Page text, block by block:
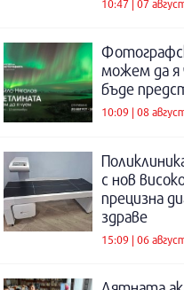
10:47 | 07
можем да я
бъде
10:09 | 08
с нов
прецизна
здраве
15:09 | 06